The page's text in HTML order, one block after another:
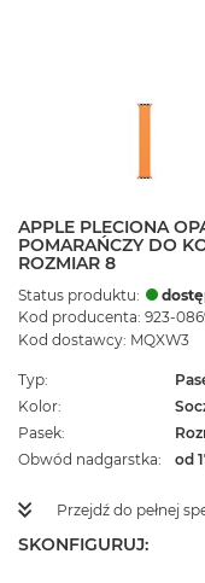
APPLE PLECIONA
POMARAŃCZY DO
ROZMIAR 8
Status produktu:
Kod producenta: 923-
Kod dostawcy: MQXW3
Typ
Kolor
Pasek
Obwód nadgarstka
od
Przejdź do pełnej
SKONFIGURUJ: